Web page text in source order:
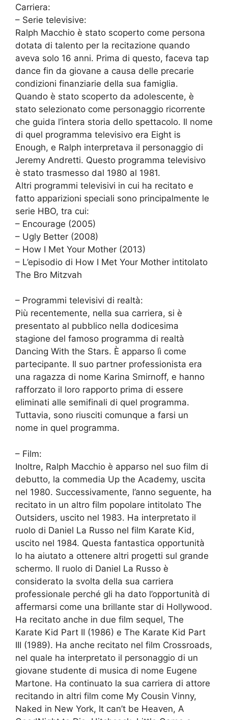
Carriera:
– Serie televisive:
Ralph Macchio è stato scoperto come persona
dotata di talento per la recitazione quando
aveva solo 16 anni. Prima di questo, faceva tap
dance fin da giovane a causa delle precarie
condizioni finanziarie della sua famiglia.
Quando è stato scoperto da adolescente, è
stato selezionato come personaggio ricorrente
che guida l’intera storia dello spettacolo. Il nome
di quel programma televisivo era Eight is
Enough, e Ralph interpretava il personaggio di
Jeremy Andretti. Questo programma televisivo
è stato trasmesso dal 1980 al 1981.
Altri programmi televisivi in cui ha recitato e
fatto apparizioni speciali sono principalmente le
serie HBO, tra cui:
– Encourage (2005)
– Ugly Better (2008)
– How I Met Your Mother (2013)
– L’episodio di How I Met Your Mother intitolato
The Bro Mitzvah
– Programmi televisivi di realtà:
Più recentemente, nella sua carriera, si è
presentato al pubblico nella dodicesima
stagione del famoso programma di realtà
Dancing With the Stars. È apparso lì come
partecipante. Il suo partner professionista era
una ragazza di nome Karina Smirnoff, e hanno
rafforzato il loro rapporto prima di essere
eliminati alle semifinali di quel programma.
Tuttavia, sono riusciti comunque a farsi un
nome in quel programma.
– Film:
Inoltre, Ralph Macchio è apparso nel suo film di
debutto, la commedia Up the Academy, uscita
nel 1980. Successivamente, l’anno seguente, ha
recitato in un altro film popolare intitolato The
Outsiders, uscito nel 1983. Ha interpretato il
ruolo di Daniel La Russo nel film Karate Kid,
uscito nel 1984. Questa fantastica opportunità
lo ha aiutato a ottenere altri progetti sul grande
schermo. Il ruolo di Daniel La Russo è
considerato la svolta della sua carriera
professionale perché gli ha dato l’opportunità di
affermarsi come una brillante star di Hollywood.
Ha recitato anche in due film sequel, The
Karate Kid Part II (1986) e The Karate Kid Part
III (1989). Ha anche recitato nel film Crossroads,
nel quale ha interpretato il personaggio di un
giovane studente di musica di nome Eugene
Martone. Ha continuato la sua carriera di attore
recitando in altri film come My Cousin Vinny,
Naked in New York, It can’t be Heaven, A